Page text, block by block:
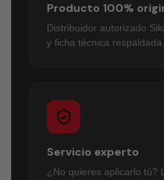
Producto 100%
Distribuidor autorizado
y ficha técnica respaldada.
Servicio experto
¿No quieres aplicarlo tú?